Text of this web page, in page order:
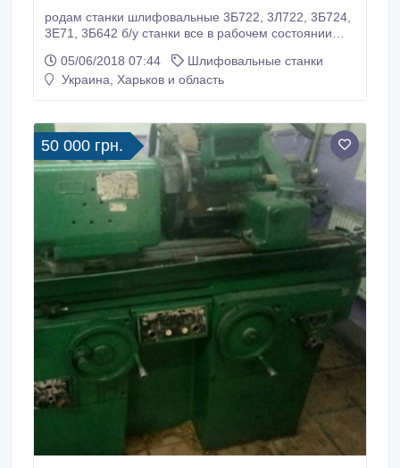
родам станки шлифовальные 3Б722, 3Л722, 3Б724,
3Е71, 3Б642 б/у станки все в рабочем состоянии
05/06/2018 07:44
Шлифовальные станки
Украина, Харьков и область
50 000 грн.